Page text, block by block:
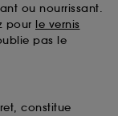
ou nourrissant.
pour le vernis
pas le
constitue